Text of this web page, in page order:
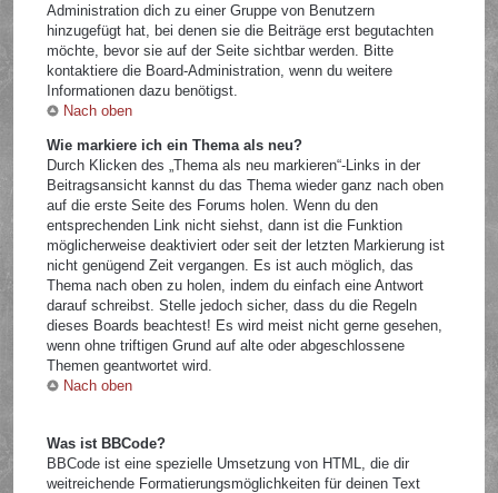
Administration dich zu einer Gruppe von Benutzern
hinzugefügt hat, bei denen sie die Beiträge erst begutachten
möchte, bevor sie auf der Seite sichtbar werden. Bitte
kontaktiere die Board-Administration, wenn du weitere
Informationen dazu benötigst.
Nach oben
Wie markiere ich ein Thema als neu?
Durch Klicken des „Thema als neu markieren“-Links in der
Beitragsansicht kannst du das Thema wieder ganz nach oben
auf die erste Seite des Forums holen. Wenn du den
entsprechenden Link nicht siehst, dann ist die Funktion
möglicherweise deaktiviert oder seit der letzten Markierung ist
nicht genügend Zeit vergangen. Es ist auch möglich, das
Thema nach oben zu holen, indem du einfach eine Antwort
darauf schreibst. Stelle jedoch sicher, dass du die Regeln
dieses Boards beachtest! Es wird meist nicht gerne gesehen,
wenn ohne triftigen Grund auf alte oder abgeschlossene
Themen geantwortet wird.
Nach oben
Was ist BBCode?
BBCode ist eine spezielle Umsetzung von HTML, die dir
weitreichende Formatierungsmöglichkeiten für deinen Text